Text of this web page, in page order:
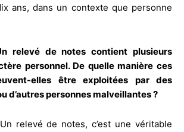
ans, dans un contexte que personne
relevé de notes contient plusieurs
personnel. De quelle manière ces
elles être exploitées par des
d’autres personnes malveillantes ?
relevé de notes, c’est une véritable